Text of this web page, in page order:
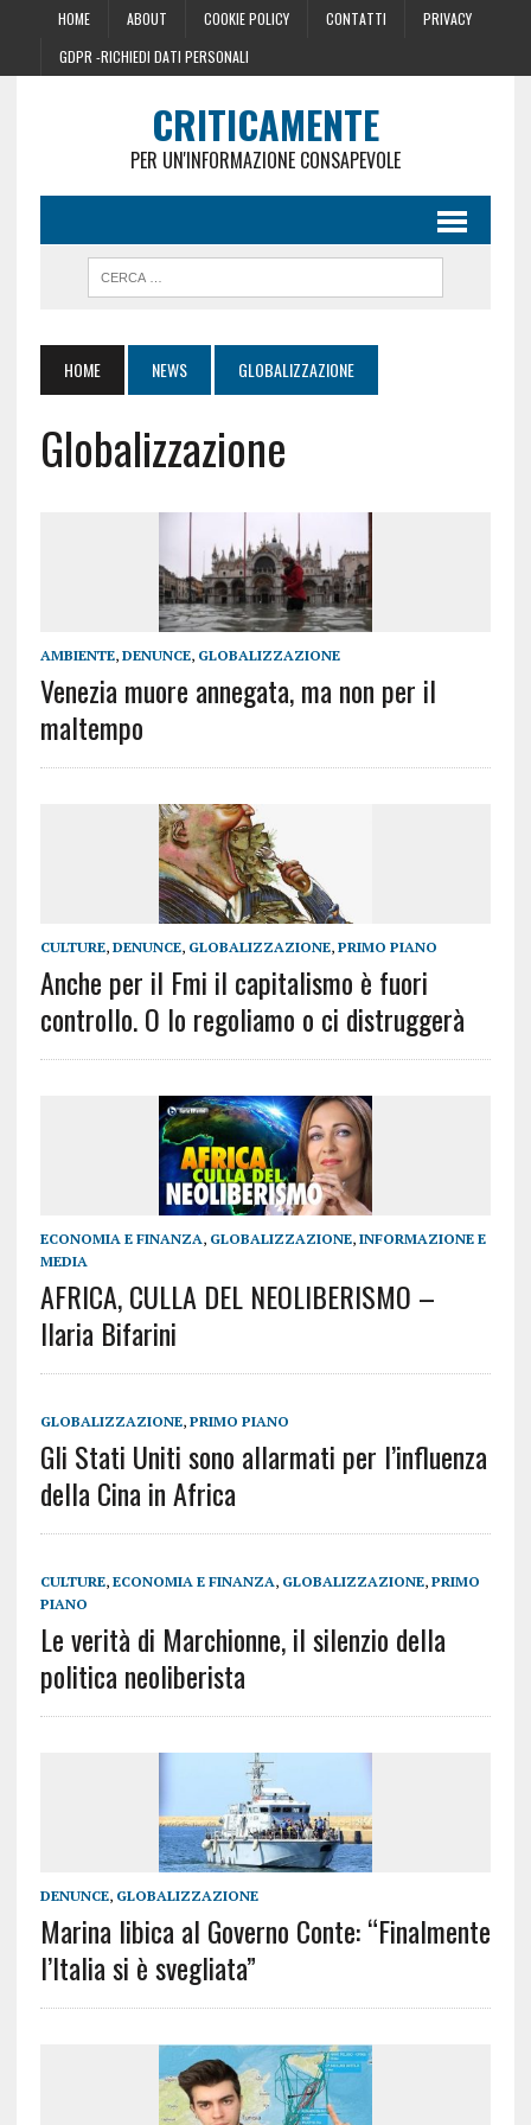
HOME ABOUT COOKIE POLICY CONTATTI
PRIVACY
GDPR -RICHIEDI DATI PERSONALI
CRITICAMENTE
PER UN'INFORMAZIONE CONSAPEVOLE
HOME NEWS GLOBALIZZAZIONE
Globalizzazione
AMBIENTE, DENUNCE, GLOBALIZZAZIONE
Venezia muore annegata, ma non per il
maltempo
CULTURE, DENUNCE, GLOBALIZZAZIONE, PRIMO PIANO
Anche per il Fmi il capitalismo è fuori
controllo. O lo regoliamo o ci distruggerà
ECONOMIA E FINANZA, GLOBALIZZAZIONE, INFORMAZIONE E
MEDIA
AFRICA, CULLA DEL NEOLIBERISMO –
Ilaria Bifarini
GLOBALIZZAZIONE, PRIMO PIANO
Gli Stati Uniti sono allarmati per l’influenza
della Cina in Africa
CULTURE, ECONOMIA E FINANZA, GLOBALIZZAZIONE, PRIMO
PIANO
Le verità di Marchionne, il silenzio della
politica neoliberista
DENUNCE, GLOBALIZZAZIONE
Marina libica al Governo Conte: “Finalmente
l’Italia si è svegliata”